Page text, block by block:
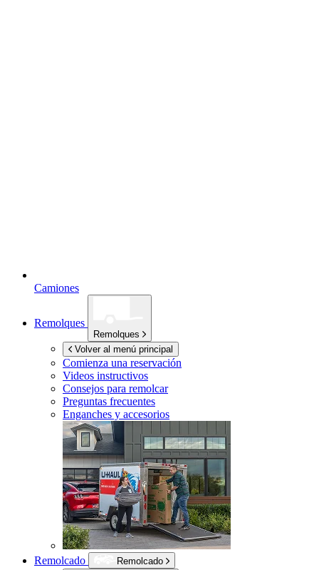
Camiones
Remolques
Remolques
Volver al menú principal
Comienza una reservación
Videos instructivos
Consejos para remolcar
Preguntas frecuentes
Enganches y accesorios
Remolcado
Remolcado